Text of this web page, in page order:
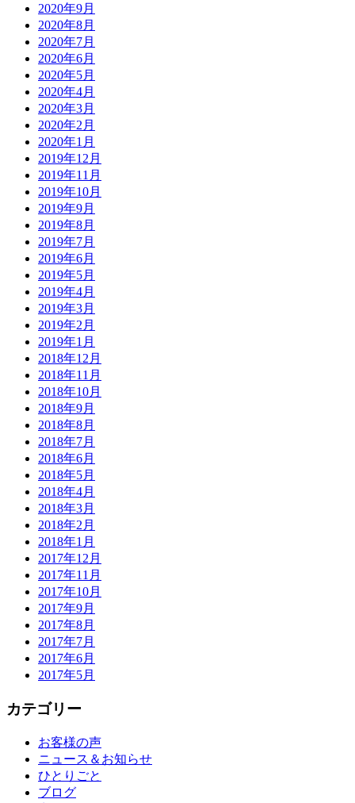
2020年9月
2020年8月
2020年7月
2020年6月
2020年5月
2020年4月
2020年3月
2020年2月
2020年1月
2019年12月
2019年11月
2019年10月
2019年9月
2019年8月
2019年7月
2019年6月
2019年5月
2019年4月
2019年3月
2019年2月
2019年1月
2018年12月
2018年11月
2018年10月
2018年9月
2018年8月
2018年7月
2018年6月
2018年5月
2018年4月
2018年3月
2018年2月
2018年1月
2017年12月
2017年11月
2017年10月
2017年9月
2017年8月
2017年7月
2017年6月
2017年5月
カテゴリー
お客様の声
ニュース＆お知らせ
ひとりごと
ブログ